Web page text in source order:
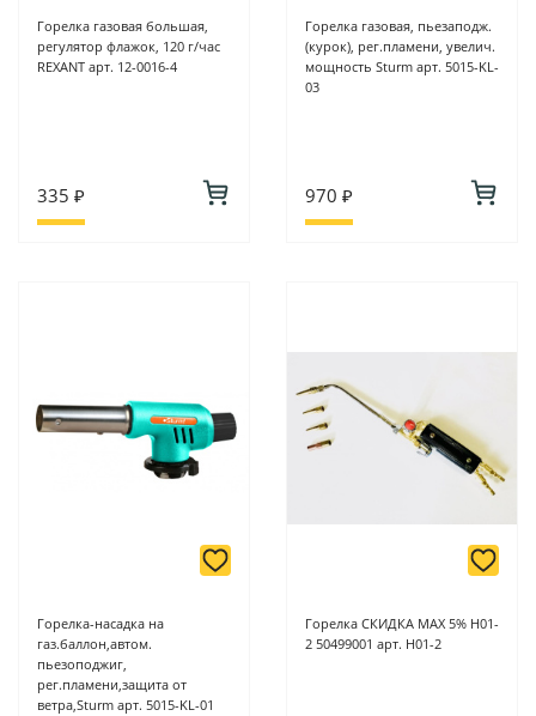
Горелка газовая большая,
регулятор флажок, 120 г/час
REXANT арт. 12-0016-4
335 ₽
Горелка газовая, пьезаподж.
(курок), рег.пламени, увелич.
мощность Sturm арт. 5015-KL-
03
970 ₽
Горелка-насадка на
газ.баллон,автом.
пьезоподжиг,
рег.пламени,защита от
ветра,Sturm арт. 5015-KL-01
Горелка СКИДКА MAX 5% Н01-
2 50499001 арт. Н01-2